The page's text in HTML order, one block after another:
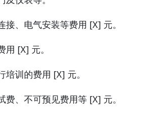
接、电气安装等费用 [X] 元。
用 [X] 元。
培训的费用 [X] 元。
费、不可预见费用等 [X] 元。